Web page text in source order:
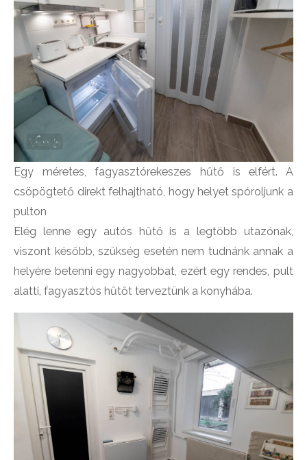
Egy méretes, fagyasztórekeszes hűtő is elfért. A
csöpögtető direkt felhajtható, hogy helyet spóroljunk a
pulton
Elég lenne egy autós hűtő is a legtöbb utazónak,
viszont később, szükség esetén nem tudnánk annak a
helyére betenni egy nagyobbat, ezért egy rendes, pult
alatti, fagyasztós hűtőt terveztünk a konyhába.